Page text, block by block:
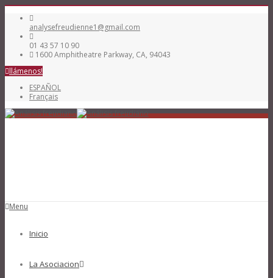
analysefreudienne1@gmail.com
01 43 57 10 90
1600 Amphitheatre Parkway, CA, 94043
llámenos!
ESPAÑOL
Français
Menu
Inicio
La Asociacion